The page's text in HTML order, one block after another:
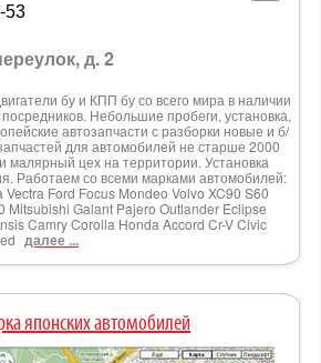
53
д. 2
бу и КПП бу со всего мира в наличии
Небольшие пробеги, установка,
автозапчасти с разборки новые и б/
для автомобилей не старше 2000
малярный цех на территории. Установка
Работаем со всеми марками автомобилей:
Ford Focus Mondeo Volvo XC90 S60
Mitsubishi Galant Pajero Outlander Eclipse
Camry Corolla Honda Accord Cr-V Civic
далее ...
японских автомобилей